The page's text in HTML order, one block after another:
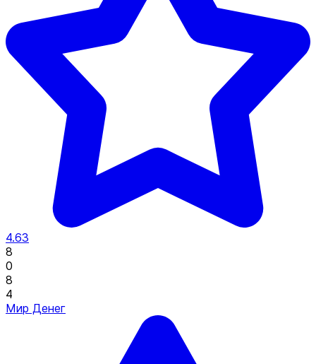
4.63
8
0
8
4
Мир Денег